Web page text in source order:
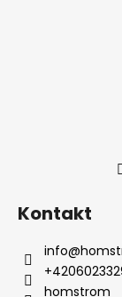
Kontakt
info@
homstrom